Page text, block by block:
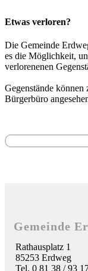
Etwas verloren?
Die Gemeinde
es die Möglichkeit,
verlorenenen
Gegenstände können
Bürgerbüro
Gemeinde
Rathausplatz 1
85253 Erdweg
Tel. 0 81 38 / 93